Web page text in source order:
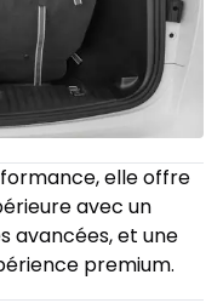
elle offre
avec un
avancées, et une
premium.